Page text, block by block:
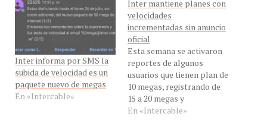
Inter informa por SMS la
subida de velocidad es un
paquete nuevo de megas
En «Intercable»
velocidades
incrementadas sin anuncio
oficial
Esta semana se activaron
reportes de algunos
usuarios que tienen plan de
10 megas, registrando de
15 a 20 megas y
velocidades de subida
hasta 5 megas.
En «Intercable»